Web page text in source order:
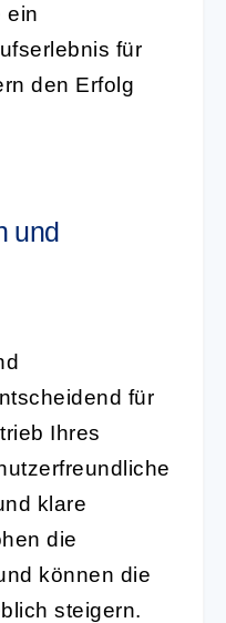
ein
für
den Erfolg
und
für
Ihres
klare
die
können die
steigern.